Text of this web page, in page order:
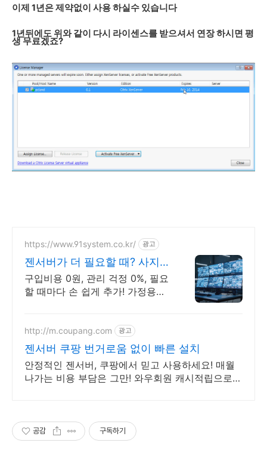
이제 1년은 제약없이 사용 하실수 있습니다
1년뒤에도 위와 같이 다시 라이센스를 받으셔서 연장 하시면 평
생 무료겠죠?
https://www.91system.co.kr/ 광고
젠서버가 더 필요할 때? 사지말
고 가상으로 추가하세요
구입비용 0원, 관리 걱정 0%, 필요
할 때마다 손 쉽게 추가! 가정용
요.
http://m.coupang.com 광고
젠서버 쿠팡 번거로움 없이 빠른 설치
안정적인 젠서버, 쿠팡에서 믿고 사용하세요! 매월
나가는 비용 부담은 그만! 와우회원 캐시적립으로
공감 구독하기